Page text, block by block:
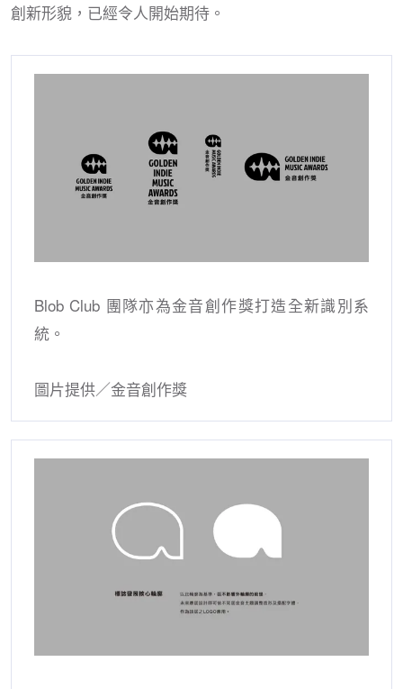
創新形貌，已經令人開始期待。
Blob Club 團隊亦為金音創作獎打造全新識別系
統。
圖片提供／金音創作獎